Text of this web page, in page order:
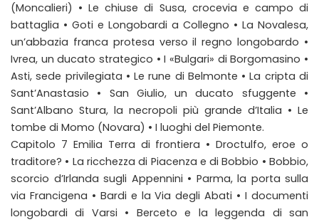
(Moncalieri) • Le chiuse di Susa, crocevia e campo di
battaglia • Goti e Longobardi a Collegno • La Novalesa,
un’abbazia franca protesa verso il regno longobardo •
Ivrea, un ducato strategico • I «Bulgari» di Borgomasino •
Asti, sede privilegiata • Le rune di Belmonte • La cripta di
Sant’Anastasio • San Giulio, un ducato sfuggente •
Sant’Albano Stura, la necropoli più grande d’Italia • Le
tombe di Momo (Novara) • I luoghi del Piemonte.
Capitolo 7 Emilia Terra di frontiera • Droctulfo, eroe o
traditore? • La ricchezza di Piacenza e di Bobbio • Bobbio,
scorcio d’Irlanda sugli Appennini • Parma, la porta sulla
via Francigena • Bardi e la Via degli Abati • I documenti
longobardi di Varsi • Berceto e la leggenda di san